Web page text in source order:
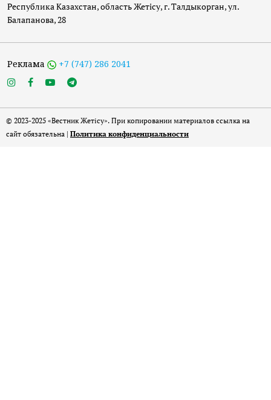
Республика Казахстан, область Жетісу, г. Талдыкорган, ул.
Балапанова, 28
Реклама +7 (747) 286 2041
© 2023-2025 «Вестник Жетісу». При копировании материалов ссылка на
сайт обязательна | Политика конфиденциальности